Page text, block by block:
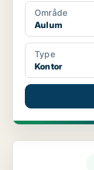
Område
Aulum
Type
Kontor